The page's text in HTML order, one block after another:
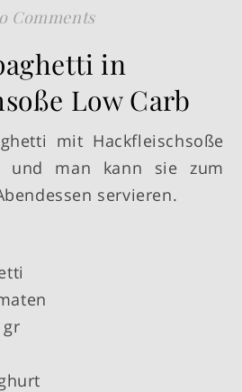
Comments
in
Low Carb
und man kann sie zum
servieren.
gr